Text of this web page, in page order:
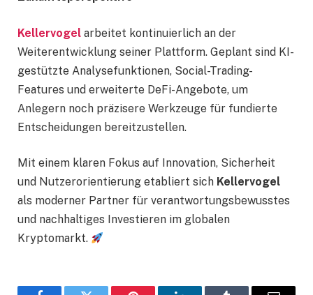
Kellervogel arbeitet kontinuierlich an der
Weiterentwicklung seiner Plattform. Geplant sind KI-
gestützte Analysefunktionen, Social-Trading-
Features und erweiterte DeFi-Angebote, um
Anlegern noch präzisere Werkzeuge für fundierte
Entscheidungen bereitzustellen.
Mit einem klaren Fokus auf Innovation, Sicherheit
und Nutzerorientierung etabliert sich Kellervogel
als moderner Partner für verantwortungsbewusstes
und nachhaltiges Investieren im globalen
Kryptomarkt.